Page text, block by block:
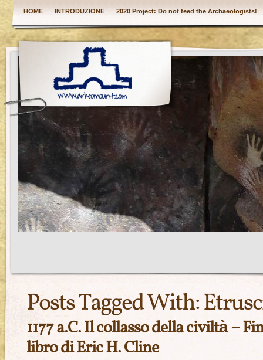
HOME INTRODUZIONE 2020 Project: Do not feed the Archaeologists!
Posts Tagged With:
1177 a.C. Il collasso della civiltà –
libro di Eric H. Cline